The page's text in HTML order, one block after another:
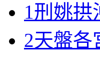
1刑姚
2天盤各